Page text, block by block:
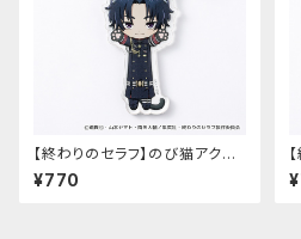
【終わりのセラフ】のび猫アクリ
ルキーホルダー（一瀬グレン）
¥770